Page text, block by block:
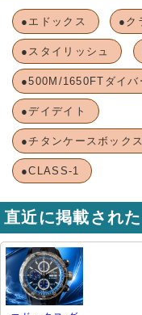
●エドックス ●ク
●スタイリッシュ
●500M/1650FTダイバ
●デイデイト
●チタンケースボック
●CLASS-1
直近に掲載され